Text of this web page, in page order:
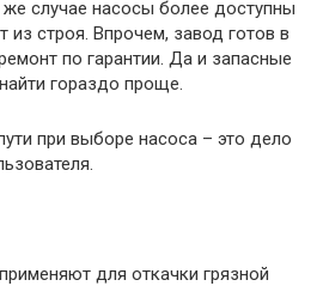
случае насосы более доступны
из строя. Впрочем, завод готов в
по гарантии. Да и запасные
гораздо проще.
при выборе насоса – это дело
для откачки грязной